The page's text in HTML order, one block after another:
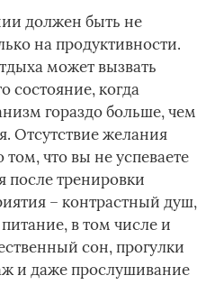
должен быть не
на продуктивности.
может вызвать
состояние, когда
гораздо больше, чем
Отсутствие желания
что вы не успеваете
после тренировки
– контрастный душ,
в том числе и
сон, прогулки
и даже прослушивание